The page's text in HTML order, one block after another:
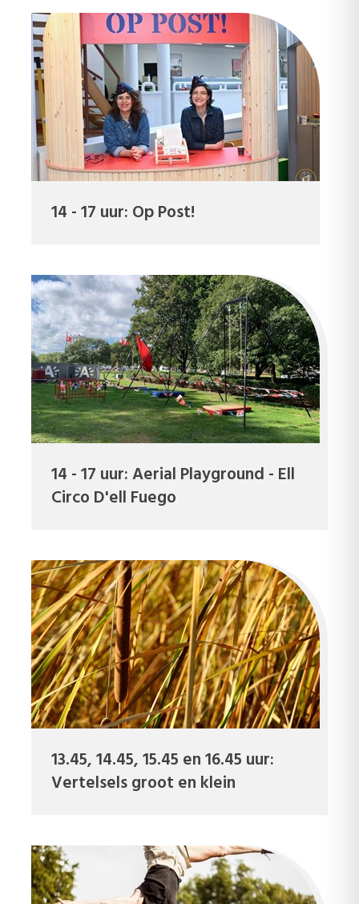
14 - 17 uur: Op Post!
14 - 17 uur: Aerial Playground - Ell
Circo D'ell Fuego
13.45, 14.45, 15.45 en 16.45 uur:
Vertelsels groot en klein